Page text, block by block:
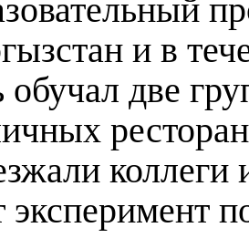
и в
обучал две
эксперимент